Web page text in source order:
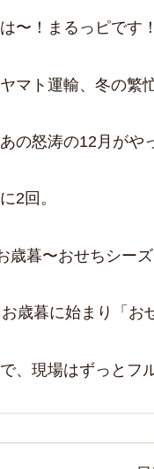
〜！まるっピです！
ト運輸、冬の繁忙
の怒涛の12月がや
2回。
暮〜おせちシーズ
歳暮に始まり「お
、現場はずっとフ